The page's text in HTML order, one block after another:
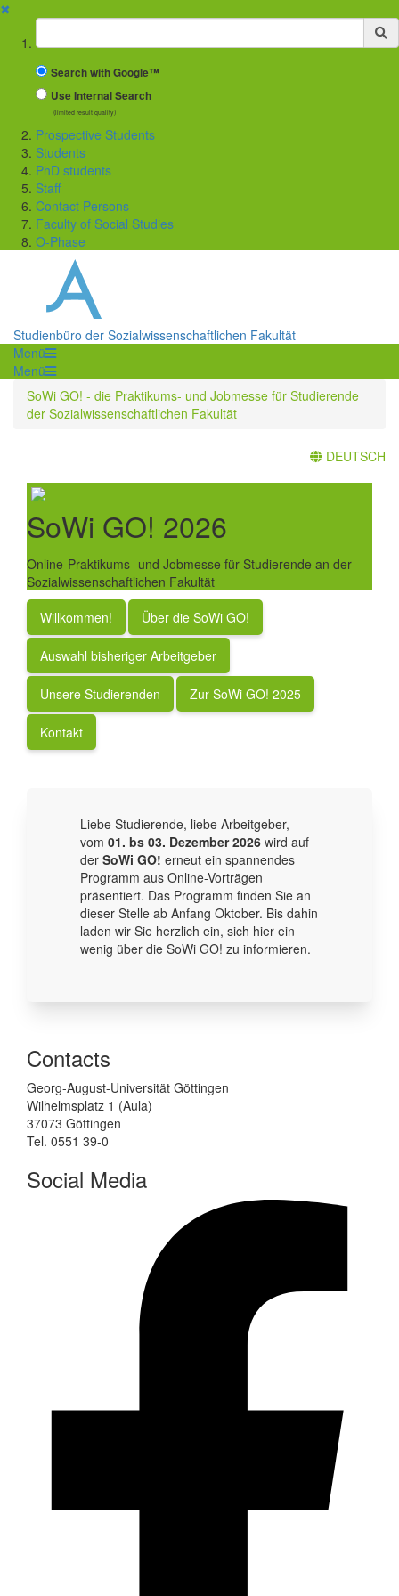
✖
Suchbegriff
Search with Google™
Use Internal Search
(limited result quality)
Prospective Students
Students
PhD students
Staff
Contact Persons
Faculty of Social Studies
O-Phase
Studienbüro der Sozialwissenschaftlichen Fakultät
Menü
Menü
SoWi GO! - die Praktikums- und Jobmesse für Studierende
der Sozialwissenschaftlichen Fakultät
DEUTSCH
SoWi GO! 2026
Online-Praktikums- und Jobmesse für Studierende an der
Sozialwissenschaftlichen Fakultät
Willkommen!
Über die SoWi GO!
Auswahl bisheriger Arbeitgeber
Unsere Studierenden Zur SoWi GO! 2025
Kontakt
Liebe Studierende, liebe Arbeitgeber,
vom 01. bs 03. Dezember 2026 wird auf
der SoWi GO! erneut ein spannendes
Programm aus Online-Vorträgen
präsentiert. Das Programm finden Sie an
dieser Stelle ab Anfang Oktober. Bis dahin
laden wir Sie herzlich ein, sich hier ein
wenig über die SoWi GO! zu informieren.
Contacts
Georg-August-Universität Göttingen
Wilhelmsplatz 1 (Aula)
37073 Göttingen
Tel. 0551 39-0
Social Media